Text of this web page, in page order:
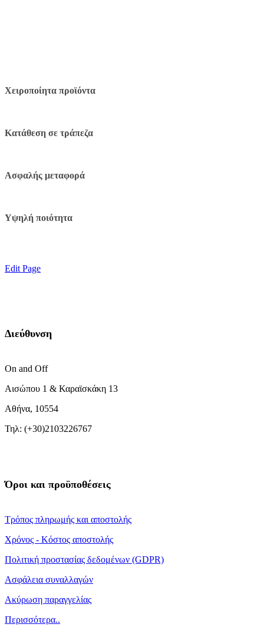
Χειροποίητα προϊόντα
Κατάθεση σε τράπεζα
Ασφαλής μεταφορά
Υψηλή ποιότητα
Edit Page
Διεύθυνση
On and Off
Αισώπου 1 & Καραϊσκάκη 13
Αθήνα, 10554
Τηλ: (+30)2103226767
Όροι και προϋποθέσεις
Τρόπος πληρωμής και αποστολής
Χρόνος - Κόστος αποστολής
Πολιτική προστασίας δεδομένων (GDPR)
Ασφάλεια συναλλαγών
Ακύρωση παραγγελίας
Περισσότερα..